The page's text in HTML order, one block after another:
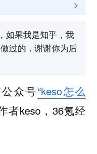
如果我是知乎，我
过的，谢谢你为后
众号“keso怎么
者keso，36氪经